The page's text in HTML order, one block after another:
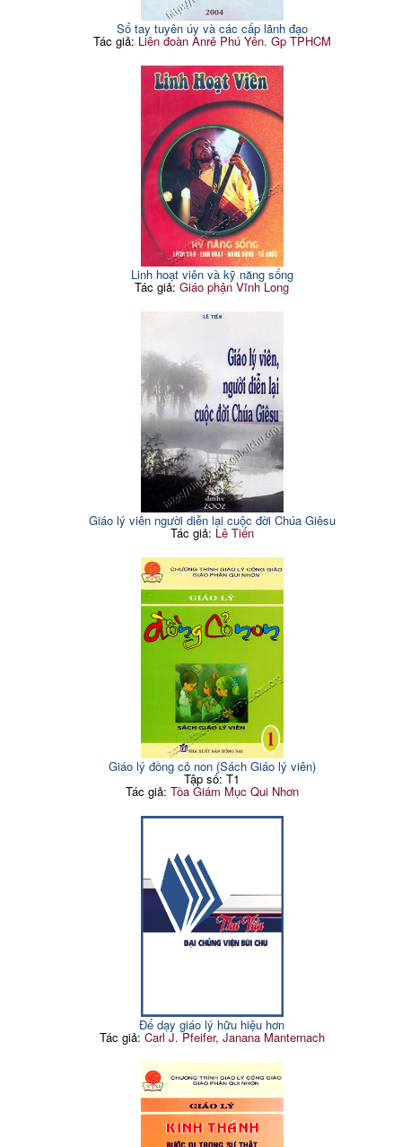
Sổ tay tuyên úy và các cấp lãnh đạo
Tác giả: Liên đoàn Anrê Phú Yên. Gp TPHCM
Linh hoạt viên và kỹ năng sống
Tác giả:Giáo phận Vĩnh Long
Giáo lý viên người diễn lại cuộc đời Chúa Giêsu
Tác giả: Lê Tiến
Giáo lý đồng cỏ non (Sách Giáo lý viên)
Tập số: T1
Tác giả: Tòa Giám Mục Qui Nhơn
Để dạy giáo lý hữu hiệu hơn
Tác giả: Carl J. Pfeifer, Janana Manternach